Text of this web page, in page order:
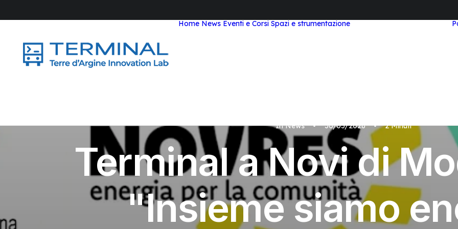
Home News Eventi e Corsi Spazi e strumentazione
InNews • 30/05/2026 • 2 Minuti
Terminal a Novi di
"Insieme siamo